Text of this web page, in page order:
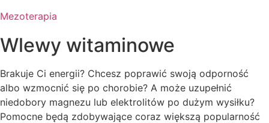
Mezoterapia
Wlewy witaminowe
Brakuje Ci energii? Chcesz poprawić swoją odporność
albo wzmocnić się po chorobie? A może uzupełnić
niedobory magnezu lub elektrolitów po dużym wysiłku?
Pomocne będą zdobywające coraz większą popularność